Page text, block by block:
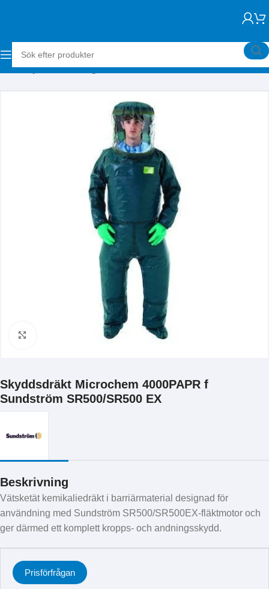
Hem Skyddsutrustning
Klicka för att förstora
Skyddsdräkt Microchem 4000PAPR f
Sundström SR500/SR500 EX
Beskrivning
Vätsketät kemikaliedräkt i barriärmaterial designad för
användning med Sundström SR500/SR500EX-fläktmotor och
ger därmed ett komplett kropps- och andningsskydd.
Prisförfrågan